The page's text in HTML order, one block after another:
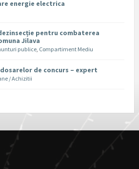
energie electrica
pentru combaterea
Jilava
publice, Compartiment Mediu
de concurs – expert
/ Achizitii